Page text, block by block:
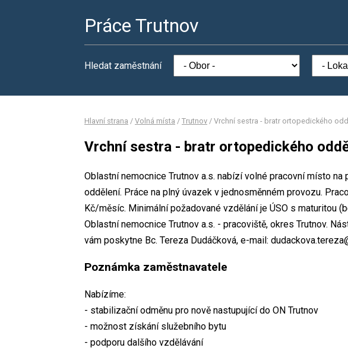
Práce Trutnov
Hledat zaměstnání
Hlavní strana / Volná místa / Trutnov / Vrchní sestra - bratr ortopedického
Vrchní sestra - bratr ortopedického
Oblastní nemocnice Trutnov a.s. nabízí volné pracovní místo
oddělení. Práce na plný úvazek v jednosměnném provozu.
Kč/měsíc. Minimální požadované vzdělání je ÚSO s maturitou
Oblastní nemocnice Trutnov a.s. - pracoviště, okres Trutnov.
vám poskytne Bc. Tereza Dudáčková, e-mail:
Poznámka zaměstnavatele
Nabízíme:
- stabilizační odměnu pro nově nastupující do ON Trutnov
- možnost získání služebního bytu
- podporu dalšího vzdělávání